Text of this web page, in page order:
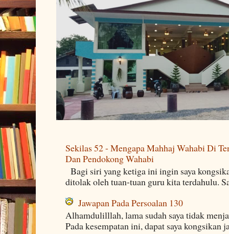
Sekilas 52 - Mengapa Mahhaj Wahabi Di
Dan Pendokong Wahabi
Bagi siri yang ketiga ini ingin saya
ditolak oleh tuan-tuan guru kita terdahulu.
Jawapan Pada Persoalan 130
Alhamdulilllah, lama sudah saya tidak
Pada kesempatan ini, dapat saya kongsikan